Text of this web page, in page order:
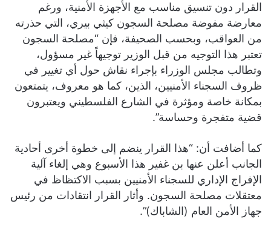
القرار دون تنسيق مناسب مع الأجهزة الأمنية، ورغم
معارضة مفوضة مصلحة السجون كيثي بيري، التي حذرته
من العواقب، وبحسب الصحيفة، فإن “مصلحة السجون
تعتبر هذا التوجيه من قبل الوزير توجيهاً غير مسؤول،
وتطالب مجلس الوزراء بإجراء نقاش حول أي تغيير في
ظروف السجناء الأمنيين، الذين، كما هو معروف، يتمتعون
بمكانة خاصة ومؤثرة في الشارع الفلسطيني ويعتبرون
قضية متفجرة وحساسة”.
كما أضافت أن: “هذا القرار ينضم إلى خطوة أخرى أحادية
الجانب أعلن عنها بن غفير هذا الأسبوع وهي إلغاء آلية
الإفراج الإداري للسجناء الأمنيين بسبب الاكتظاظ في
معتقلات مصلحة السجون. وأثار القرار انتقادات من رئيس
جهاز الأمن العام (الشاباك)”.